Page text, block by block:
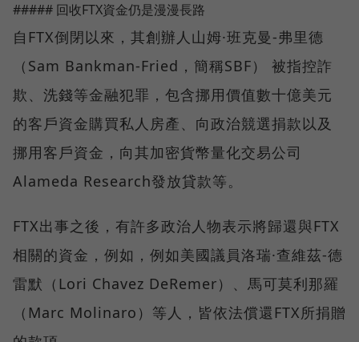
##### 回收FTX資金仍是漫漫長路
自FTX倒閉以來，其創辦人山姆·班克曼-弗里德
（Sam Bankman-Fried，簡稱SBF） 被指控詐
欺、洗錢等金融犯罪，包含挪用價值數十億美元
的客戶資金購買私人房產、向政治競選捐款以及
挪用客戶資金，向其加密貨幣量化交易公司
Alameda Research發放貸款等。
FTX出事之後，有許多政治人物表示將歸還與FTX
相關的資金，例如，例如美國議員洛瑞·查維茲-德
雷默（Lori Chavez DeRemer）、馬可莫利那羅
（Marc Molinaro）等人，皆依法償還FTX所捐贈